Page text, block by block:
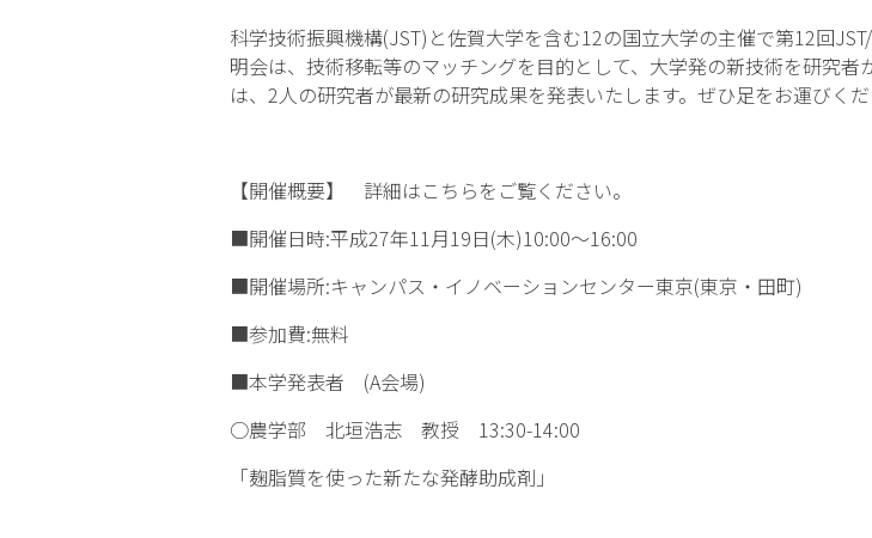
科学技術振興機構(JST)と佐賀大学を含む12の国立大学の主催で第12回
明会は、技術移転等のマッチングを目的として、大学発の新技術を研究
は、2人の研究者が最新の研究成果を発表いたします。ぜひ足をお運びくだ
【開催概要】 詳細はこちらをご覧ください。
■開催日時:平成27年11月19日(木)10:00～16:00
■開催場所:キャンパス・イノベーションセンター東京(東京・田町)
■参加費:無料
■本学発表者 (A会場)
○農学部 北垣浩志 教授 13:30-14:00
「麹脂質を使った新たな発酵助成剤」